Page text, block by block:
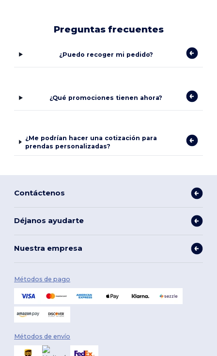
Preguntas frecuentes
¿Puedo recoger mi pedido?
¿Qué promociones tienen ahora?
¿Me podrían hacer una cotización para
prendas personalizadas?
Contáctenos
Déjanos ayudarte
Nuestra empresa
Métodos de pago
Métodos de envío